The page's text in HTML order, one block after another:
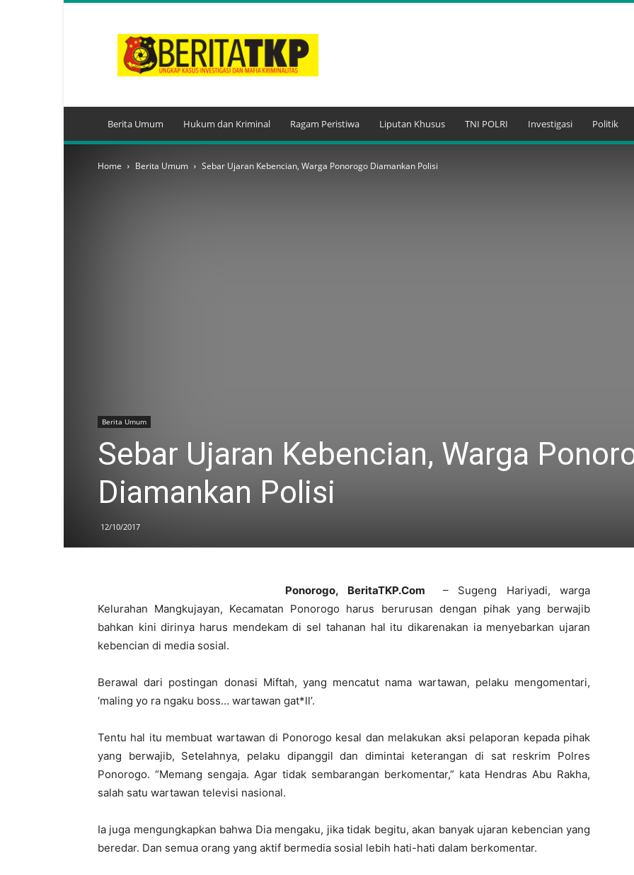
Berita Umum Hukum dan Kriminal Ragam Peristiwa Liputan Khusus TNI POLRI Investigasi Politik
Home Berita Umum Sebar Ujaran Kebencian, Warga Ponorogo Diamankan Polisi
Berita Umum
Sebar Ujaran Kebencian, Warga
Diamankan Polisi
12/10/2017
Ponorogo, BeritaTKP.Com – Sugeng Hariyadi, warga
Kelurahan Mangkujayan, Kecamatan Ponorogo harus berurusan dengan pihak yang berwajib
bahkan kini dirinya harus mendekam di sel tahanan hal itu dikarenakan ia menyebarkan ujaran
kebencian di media sosial.
Berawal dari postingan donasi Miftah, yang mencatut nama wartawan, pelaku mengomentari,
‘maling yo ra ngaku boss… wartawan gat*ll’.
Tentu hal itu membuat wartawan di Ponorogo kesal dan melakukan aksi pelaporan kepada pihak
yang berwajib, Setelahnya, pelaku dipanggil dan dimintai keterangan di sat reskrim Polres
Ponorogo. “Memang sengaja. Agar tidak sembarangan berkomentar,” kata Hendras Abu Rakha,
salah satu wartawan televisi nasional.
Ia juga mengungkapkan bahwa Dia mengaku, jika tidak begitu, akan banyak ujaran kebencian yang
beredar. Dan semua orang yang aktif bermedia sosial lebih hati-hati dalam berkomentar.